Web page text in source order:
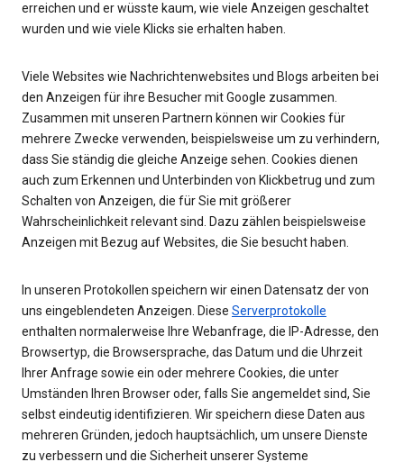
erreichen und er wüsste kaum, wie viele Anzeigen geschaltet
wurden und wie viele Klicks sie erhalten haben.
Viele Websites wie Nachrichtenwebsites und Blogs arbeiten bei
den Anzeigen für ihre Besucher mit Google zusammen.
Zusammen mit unseren Partnern können wir Cookies für
mehrere Zwecke verwenden, beispielsweise um zu verhindern,
dass Sie ständig die gleiche Anzeige sehen. Cookies dienen
auch zum Erkennen und Unterbinden von Klickbetrug und zum
Schalten von Anzeigen, die für Sie mit größerer
Wahrscheinlichkeit relevant sind. Dazu zählen beispielsweise
Anzeigen mit Bezug auf Websites, die Sie besucht haben.
In unseren Protokollen speichern wir einen Datensatz der von
uns eingeblendeten Anzeigen. Diese Serverprotokolle
enthalten normalerweise Ihre Webanfrage, die IP-Adresse, den
Browsertyp, die Browsersprache, das Datum und die Uhrzeit
Ihrer Anfrage sowie ein oder mehrere Cookies, die unter
Umständen Ihren Browser oder, falls Sie angemeldet sind, Sie
selbst eindeutig identifizieren. Wir speichern diese Daten aus
mehreren Gründen, jedoch hauptsächlich, um unsere Dienste
zu verbessern und die Sicherheit unserer Systeme